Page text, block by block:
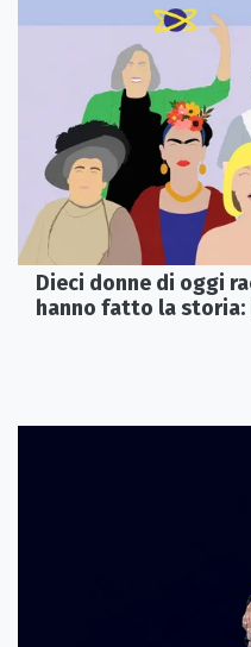
Dieci donne di oggi
hanno fatto la storia: